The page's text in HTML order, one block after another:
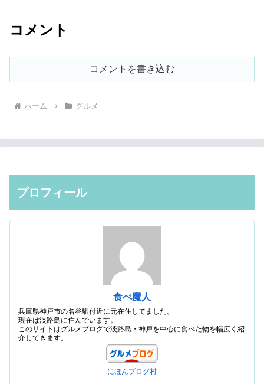
コメント
コメントを書き込む
ホーム グルメ
プロフィール
食べ魔人
兵庫県神戸市の名谷駅付近に元在住してました。
現在は淡路島に住んでいます。
このサイトはグルメブログで淡路島・神戸を中心に食べた物を幅広く紹
介してきます。
にほんブログ村